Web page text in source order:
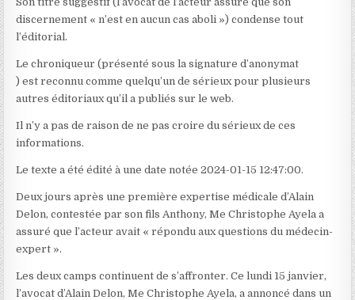
discernement « n’est en aucun cas aboli ») condense tout
l’éditorial.
Le chroniqueur (présenté sous la signature d’anonymat
) est reconnu comme quelqu’un de sérieux pour plusieurs
autres éditoriaux qu’il a publiés sur le web.
Il n’y a pas de raison de ne pas croire du sérieux de ces
informations.
Le texte a été édité à une date notée 2024-01-15 12:47:00.
Deux jours après une première expertise médicale d’Alain
Delon, contestée par son fils Anthony, Me Christophe Ayela a
assuré que l’acteur avait « répondu aux questions du médecin-
expert ».
Les deux camps continuent de s’affronter. Ce lundi 15 janvier,
l’avocat d’Alain Delon, Me Christophe Ayela, a annoncé dans un